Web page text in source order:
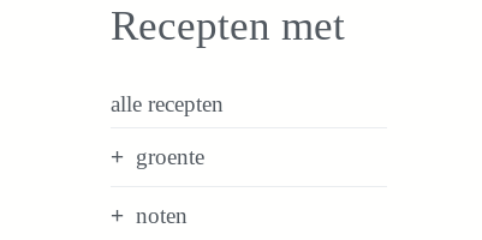
Recepten met
alle recepten
groente
noten